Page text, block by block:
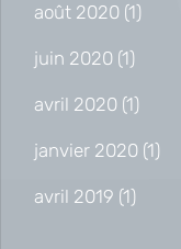
août 2020 (1)
juin 2020 (1)
avril 2020 (1)
janvier 2020 (1)
avril 2019 (1)